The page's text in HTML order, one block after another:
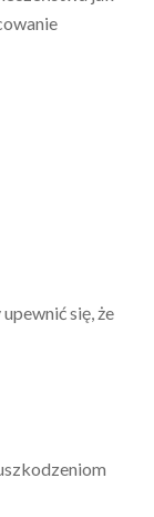
się, że